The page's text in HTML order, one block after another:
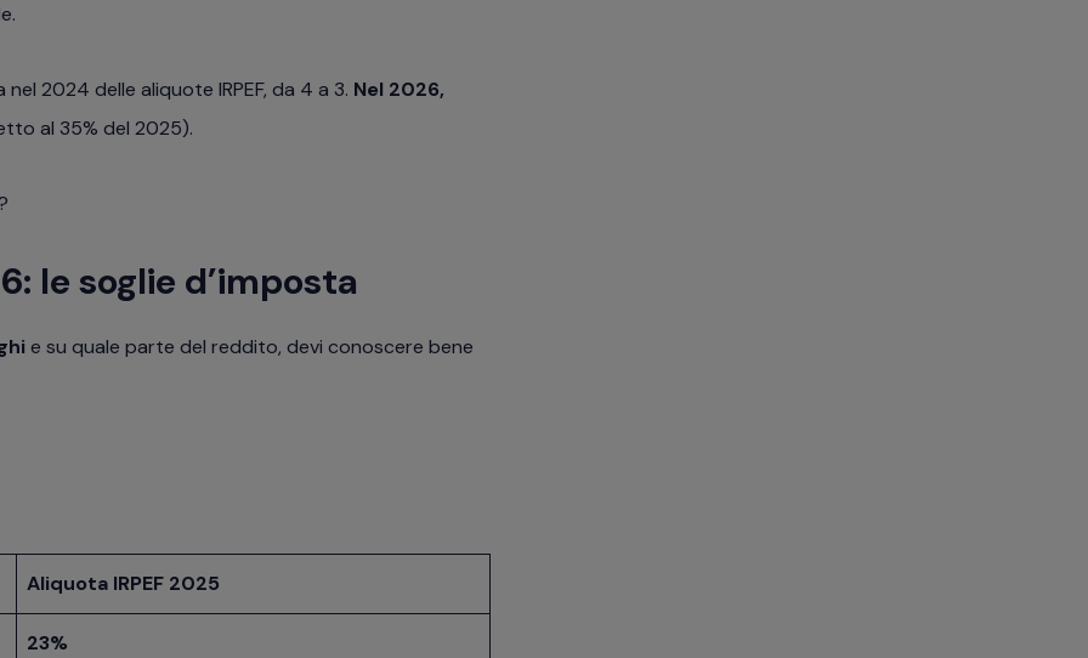
nel 2024 delle aliquote IRPEF, da 4 a 3. Nel 2026,
al 35% del 2025).
le soglie d’imposta
e su quale parte del reddito, devi conoscere bene
Aliquota IRPEF 2025
23%